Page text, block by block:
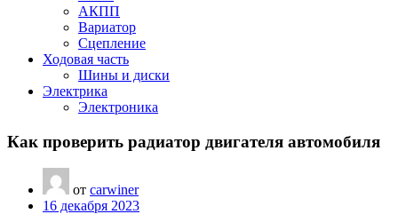
АКПП
Вариатор
Сцепление
Ходовая часть
Шины и диски
Электрика
Электроника
Как проверить радиатор двигателя автомобиля
от carwiner
16 декабря 2023